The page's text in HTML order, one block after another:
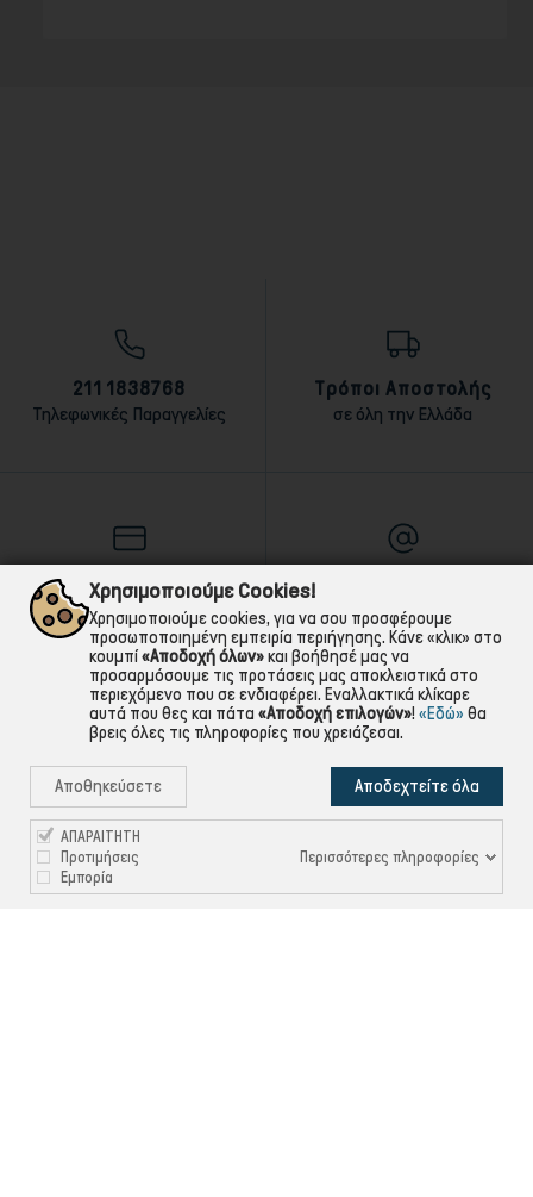
211 1838768
Τηλεφωνικές Παραγγελίες
Τρόποι Αποστολής
σε όλη την Ελλάδα
Τρόποι Πληρωμής
αντικαταβολή,κάρτα,τραπεζική Για ό,τι χρειαστείς!
Χρησιμοποιούμε Cookies!
Χρησιμοποιούμε cookies, για να σου προσφέρουμε
προσωποποιημένη εμπειρία περιήγησης. Κάνε «κλικ» στο
κουμπί«Αποδοχή όλων»και βοήθησέ μας να
προσαρμόσουμε τις προτάσεις μας αποκλειστικά στο
περιεχόμενο που σε ενδιαφέρει. Εναλλακτικά κλίκαρε
αυτά που θες και πάτα «Αποδοχή επιλογών»! «Εδώ» θα
βρεις όλες τις πληροφορίες που χρειάζεσαι.
Αποθηκεύσετε Αποδεχτείτε όλα
ΑΠΑΡΑΙΤΗΤΗ
Προτιμήσεις
Εμπορία
Περισσότερες πληροφορίες